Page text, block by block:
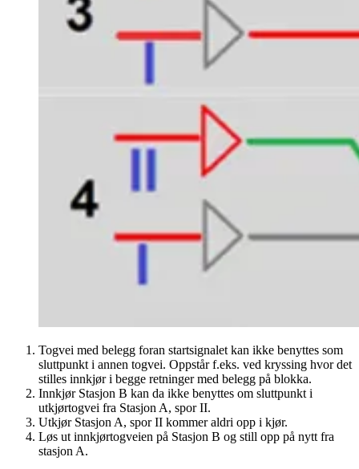
Togvei med belegg foran startsignalet kan ikke benyttes som
sluttpunkt i annen togvei. Oppstår f.eks. ved kryssing hvor det
stilles innkjør i begge retninger med belegg på blokka.
Innkjør Stasjon B kan da ikke benyttes om sluttpunkt i
utkjørtogvei fra Stasjon A, spor II.
Utkjør Stasjon A, spor II kommer aldri opp i kjør.
Løs ut innkjørtogveien på Stasjon B og still opp på nytt fra
stasjon A.